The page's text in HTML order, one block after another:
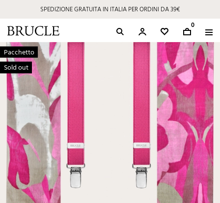
SPEDIZIONE GRATUITA IN ITALIA PER ORDINI DA 39€
0
Pacchetto
Sold out